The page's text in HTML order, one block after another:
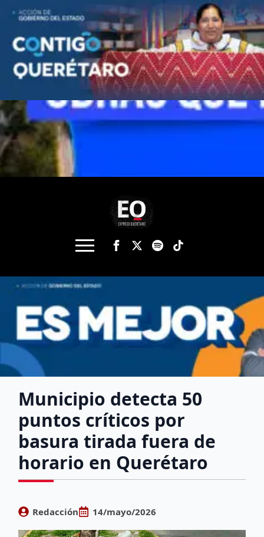
Municipio detecta 50
puntos críticos por
basura tirada fuera de
horario en Querétaro
Redacción 14/mayo/2026